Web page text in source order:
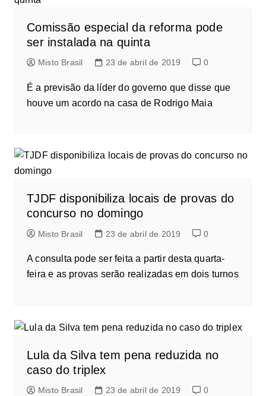
Comissão especial da reforma pode
ser instalada na quinta
Misto Brasil 23 de abril de 2019 0
É a previsão da líder do governo que disse que
houve um acordo na casa de Rodrigo Maia
TJDF disponibiliza locais de provas do
concurso no domingo
Misto Brasil 23 de abril de 2019 0
A consulta pode ser feita a partir desta quarta-
feira e as provas serão realizadas em dois turnos
Lula da Silva tem pena reduzida no
caso do triplex
Misto Brasil 23 de abril de 2019 0